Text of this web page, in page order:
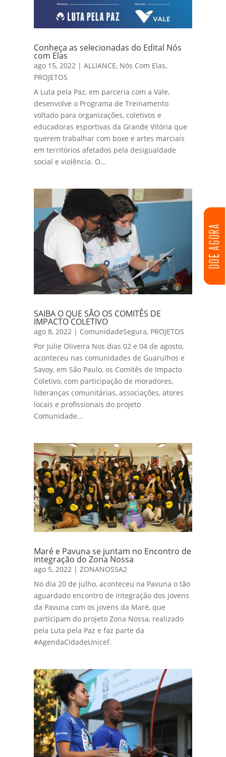
DOE AGORA
Conheça as selecionadas do Edital Nós
com Elas
ago 15, 2022 |ALLIANCE, Nós Com Elas,
PROJETOS
A Luta pela Paz, em parceria com a Vale,
desenvolve o Programa de Treinamento
voltado para organizações, coletivos e
educadoras esportivas da Grande Vitória que
querem trabalhar com boxe e artes marciais
em territórios afetados pela desigualdade
social e violência. O...
SAIBA O QUE SÃO OS COMITÊS DE
IMPACTO COLETIVO
ago 8, 2022 | ComunidadeSegura, PROJETOS
Por Julie Oliveira Nos dias 02 e 04 de agosto,
aconteceu nas comunidades de Guarulhos e
Savoy, em São Paulo, os Comitês de Impacto
Coletivo, com participação de moradores,
lideranças comunitárias, associações, atores
locais e profissionais do projeto
Comunidade...
Maré e Pavuna se juntam no Encontro de
integração do Zona Nossa
ago 5, 2022 |ZONANOSSA2
No dia 20 de julho, aconteceu na Pavuna o tão
aguardado encontro de integração dos jovens
da Pavuna com os jovens da Maré, que
participam do projeto Zona Nossa, realizado
pela Luta pela Paz e faz parte da
#AgendaCidadeUnicef.